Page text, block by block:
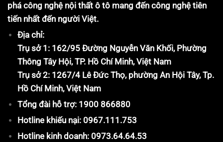
phá công nghệ nội thất ô tô mang đến công nghệ tiên
tiến nhất đến người Việt.
Địa chỉ:
Trụ sở 1: 162/95 Đường Nguyễn Văn Khối, Phường
Thông Tây Hội, TP. Hồ Chí Minh, Việt Nam
Trụ sở 2: 1267/4 Lê Đức Thọ, phường An Hội Tây, Tp.
Hồ Chí Minh, Việt Nam
Tổng đài hỗ trợ: 1900 866880
Hotline khiếu nại: 0967.111.753
Hotline kinh doanh: 0973.64.64.53